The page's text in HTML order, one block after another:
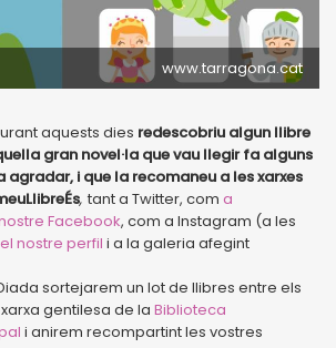
www.tarragona.cat
aquests dies redescobriu algun llibre
gran novel·la que vau llegir fa alguns
agradar, i que la recomaneu a les xarxes
, tant a Twitter, com a
Facebook, com a Instagram (a les
nostre perfil i a la galeria afegint
sortejarem un lot de llibres entre els
gentilesa de la Biblioteca
i anirem recompartint les vostres